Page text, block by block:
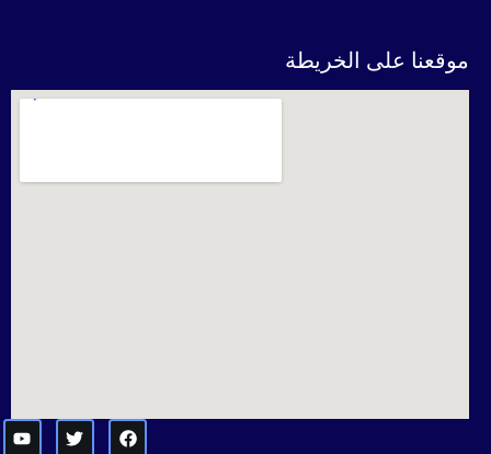
موقعنا على الخريطة